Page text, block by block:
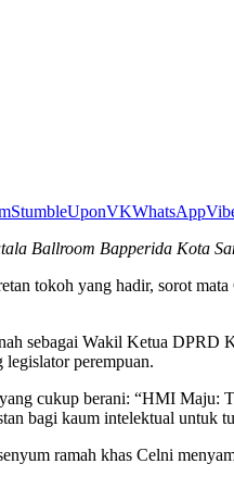
StumbleUponVKWhatsApp
Ballroom Bapperida Kota
tokoh yang hadir, sorot
sebagai Wakil Ketua DPRD
legislator perempuan.
cukup berani: “HMI Maju:
bagi kaum intelektual untuk
ramah khas Celni